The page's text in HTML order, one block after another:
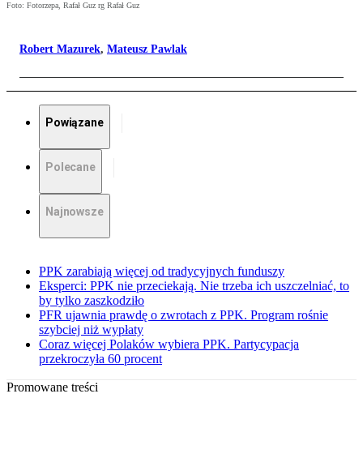
Foto: Fotorzepa, Rafał Guz rg Rafał Guz
Robert Mazurek, Mateusz Pawlak
Powiązane
Polecane
Najnowsze
PPK zarabiają więcej od tradycyjnych funduszy
Eksperci: PPK nie przeciekają. Nie trzeba ich uszczelniać, to
by tylko zaszkodziło
PFR ujawnia prawdę o zwrotach z PPK. Program rośnie
szybciej niż wypłaty
Coraz więcej Polaków wybiera PPK. Partycypacja
przekroczyła 60 procent
Promowane treści